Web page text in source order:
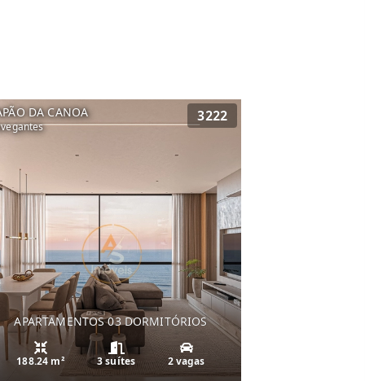
DA CANOA 3222
APARTAMENTOS 03 DORMITÓRIOS
188.24 m² 3 suítes 2 vagas